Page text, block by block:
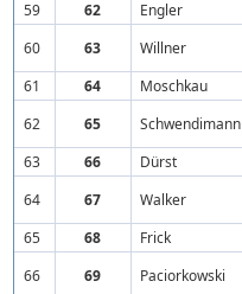
59
62 Engler
60
63 Willner
61
64 Moschkau
62
65 Schwendimann
63
66 Dürst
64
67 Walker
65
68 Frick
66
69 Paciorkowski